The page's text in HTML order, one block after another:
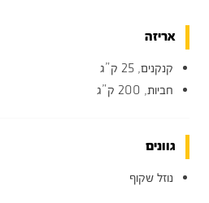
אריזה
קנקנים, 25 ק”ג
חביות, 200 ק”ג
גוונים
נוזל שקוף